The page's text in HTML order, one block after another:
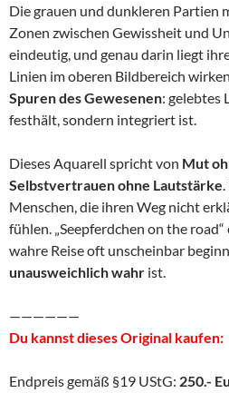
Die grauen und dunkleren Partien
Zonen zwischen Gewissheit und
eindeutig, und genau darin liegt
Linien im oberen Bildbereich
Spuren des Gewesenen: gelebtes
festhält, sondern integriert ist.
Dieses Aquarell spricht von Mut
Selbstvertrauen ohne Lautstärke
Menschen, die ihren Weg nicht
fühlen. „Seepferdchen on the
wahre Reise oft unscheinbar
unausweichlich wahr ist.
——————
Du kannst dieses Original kaufen:
Endpreis gemäß §19 UStG: 250.-